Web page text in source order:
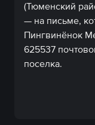
(Тюменский
— на письме,
Пингвинёнок
625537
поселка.